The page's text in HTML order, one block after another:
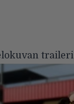
traileri